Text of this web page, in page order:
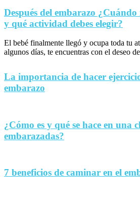
Después del embarazo
y qué actividad debes elegir?
El bebé finalmente llegó y ocupa toda tu
algunos días, te encuentras con el deseo
La importancia de hacer
embarazo
¿Cómo es y qué se hace en una
embarazadas?
7 beneficios de caminar en el